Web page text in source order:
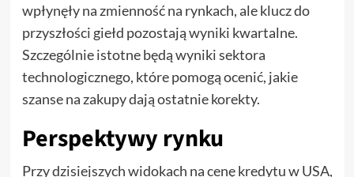
wpłynęły na zmienność na rynkach, ale klucz do
przyszłości giełd pozostają wyniki kwartalne.
Szczególnie istotne będą wyniki sektora
technologicznego, które pomogą ocenić, jakie
szanse na zakupy dają ostatnie korekty.
Perspektywy rynku
Przy dzisiejszych widokach na cenę kredytu w USA,